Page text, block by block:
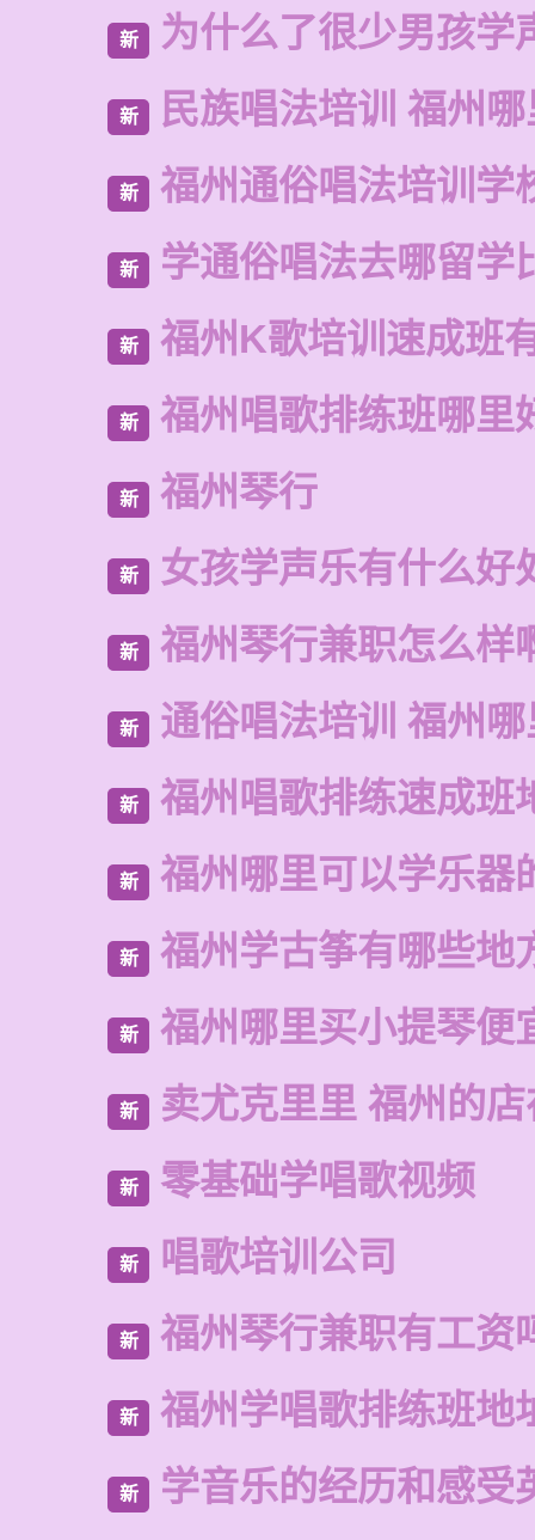
新 为什么了很少男孩学
新 民族唱法培训 福州
新 福州通俗唱法培训学
新 学通俗唱法去哪留学
新 福州K歌培训速成班
新 福州唱歌排练班哪里
新 福州琴行
新 女孩学声乐有什么好
新 福州琴行兼职怎么样
新 通俗唱法培训 福州
新 福州唱歌排练速成班
新 福州哪里可以学乐器
新 福州学古筝有哪些地
新 福州哪里买小提琴便
新 卖尤克里里 福州的
新 零基础学唱歌视频
新 唱歌培训公司
新 福州琴行兼职有工资
新 福州学唱歌排练班地
新 学音乐的经历和感受